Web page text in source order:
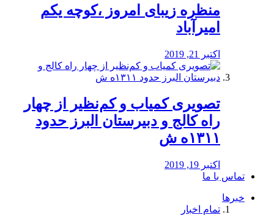
منظره‌‌ زیبای امروز ،کوچه یکم
امیرآباد
اکتبر 21, 2019
️تصویری کمیاب و کم‌نظیر از چهار
راه كالج و دبيرستان البرز حدود
۱۳۱۱ه ش
اکتبر 19, 2019
تماس با ما
خبرها
تمام اخبار